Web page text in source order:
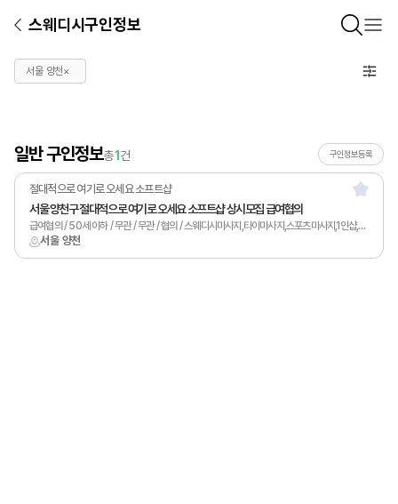
스웨디시구인정보
서울 양천×
일반 구인정보총1 건 구인정보등록
서울 양천
절대적으로 여기로 오세요 소프트샵
서울 양천구 절대적으로 여기로 오세요 소프트샵 상시모집 급여협의
급여협의 / 50세 이하 / 무관 / 무관 / 협의 / 스웨디시마사지,타이마사지,스포츠마사지,1인샵,홈케어,림프